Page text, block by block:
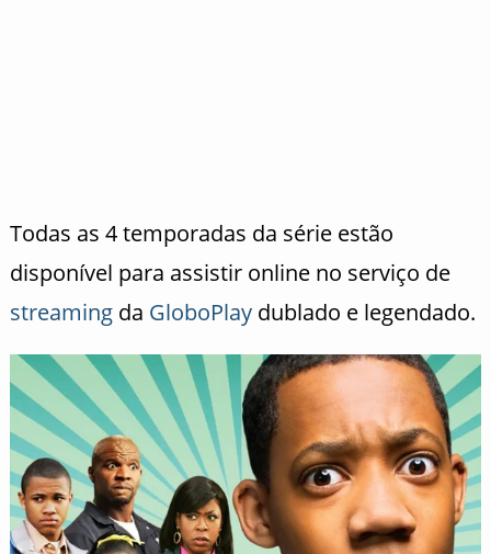
Todas as 4 temporadas da série estão
disponível para assistir online no serviço de
streamingda GloboPlaydublado e legendado.